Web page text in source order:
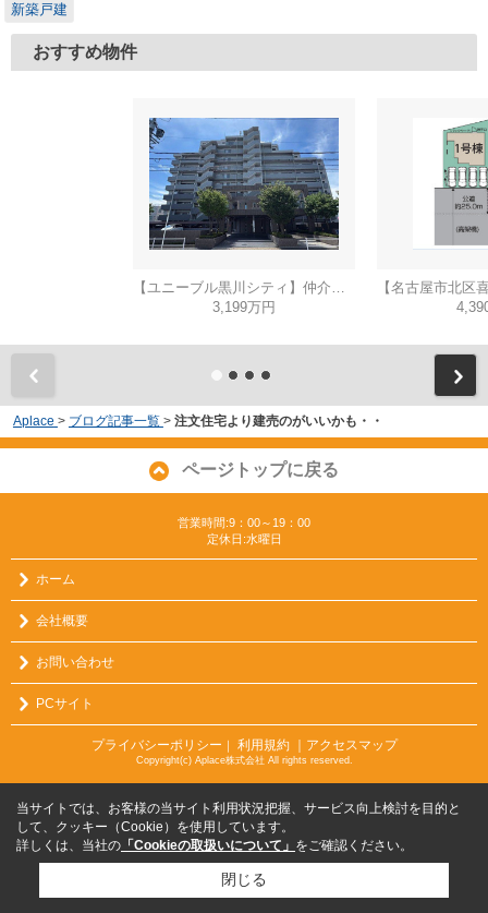
新築戸建
おすすめ物件
【ユニーブル黒川シティ】仲介手数料無料！城北小学校・北陵中学校
3,199万円
Aplace > ブログ記事一覧 > 注文住宅より建売のがいいかも・・
ページトップに戻る
営業時間:9：00～19：00
定休日:水曜日
ホーム
会社概要
お問い合わせ
PCサイト
プライバシーポリシー 利用規約 ｜アクセスマップ
Copyright(c) Aplace株式会社 All rights reserved.
当サイトでは、お客様の当サイト利用状況把握、サービス向上検討を目的と
して、クッキー（Cookie）を使用しています。
詳しくは、当社の 「Cookieの取扱いについて」 をご確認ください。
閉じる